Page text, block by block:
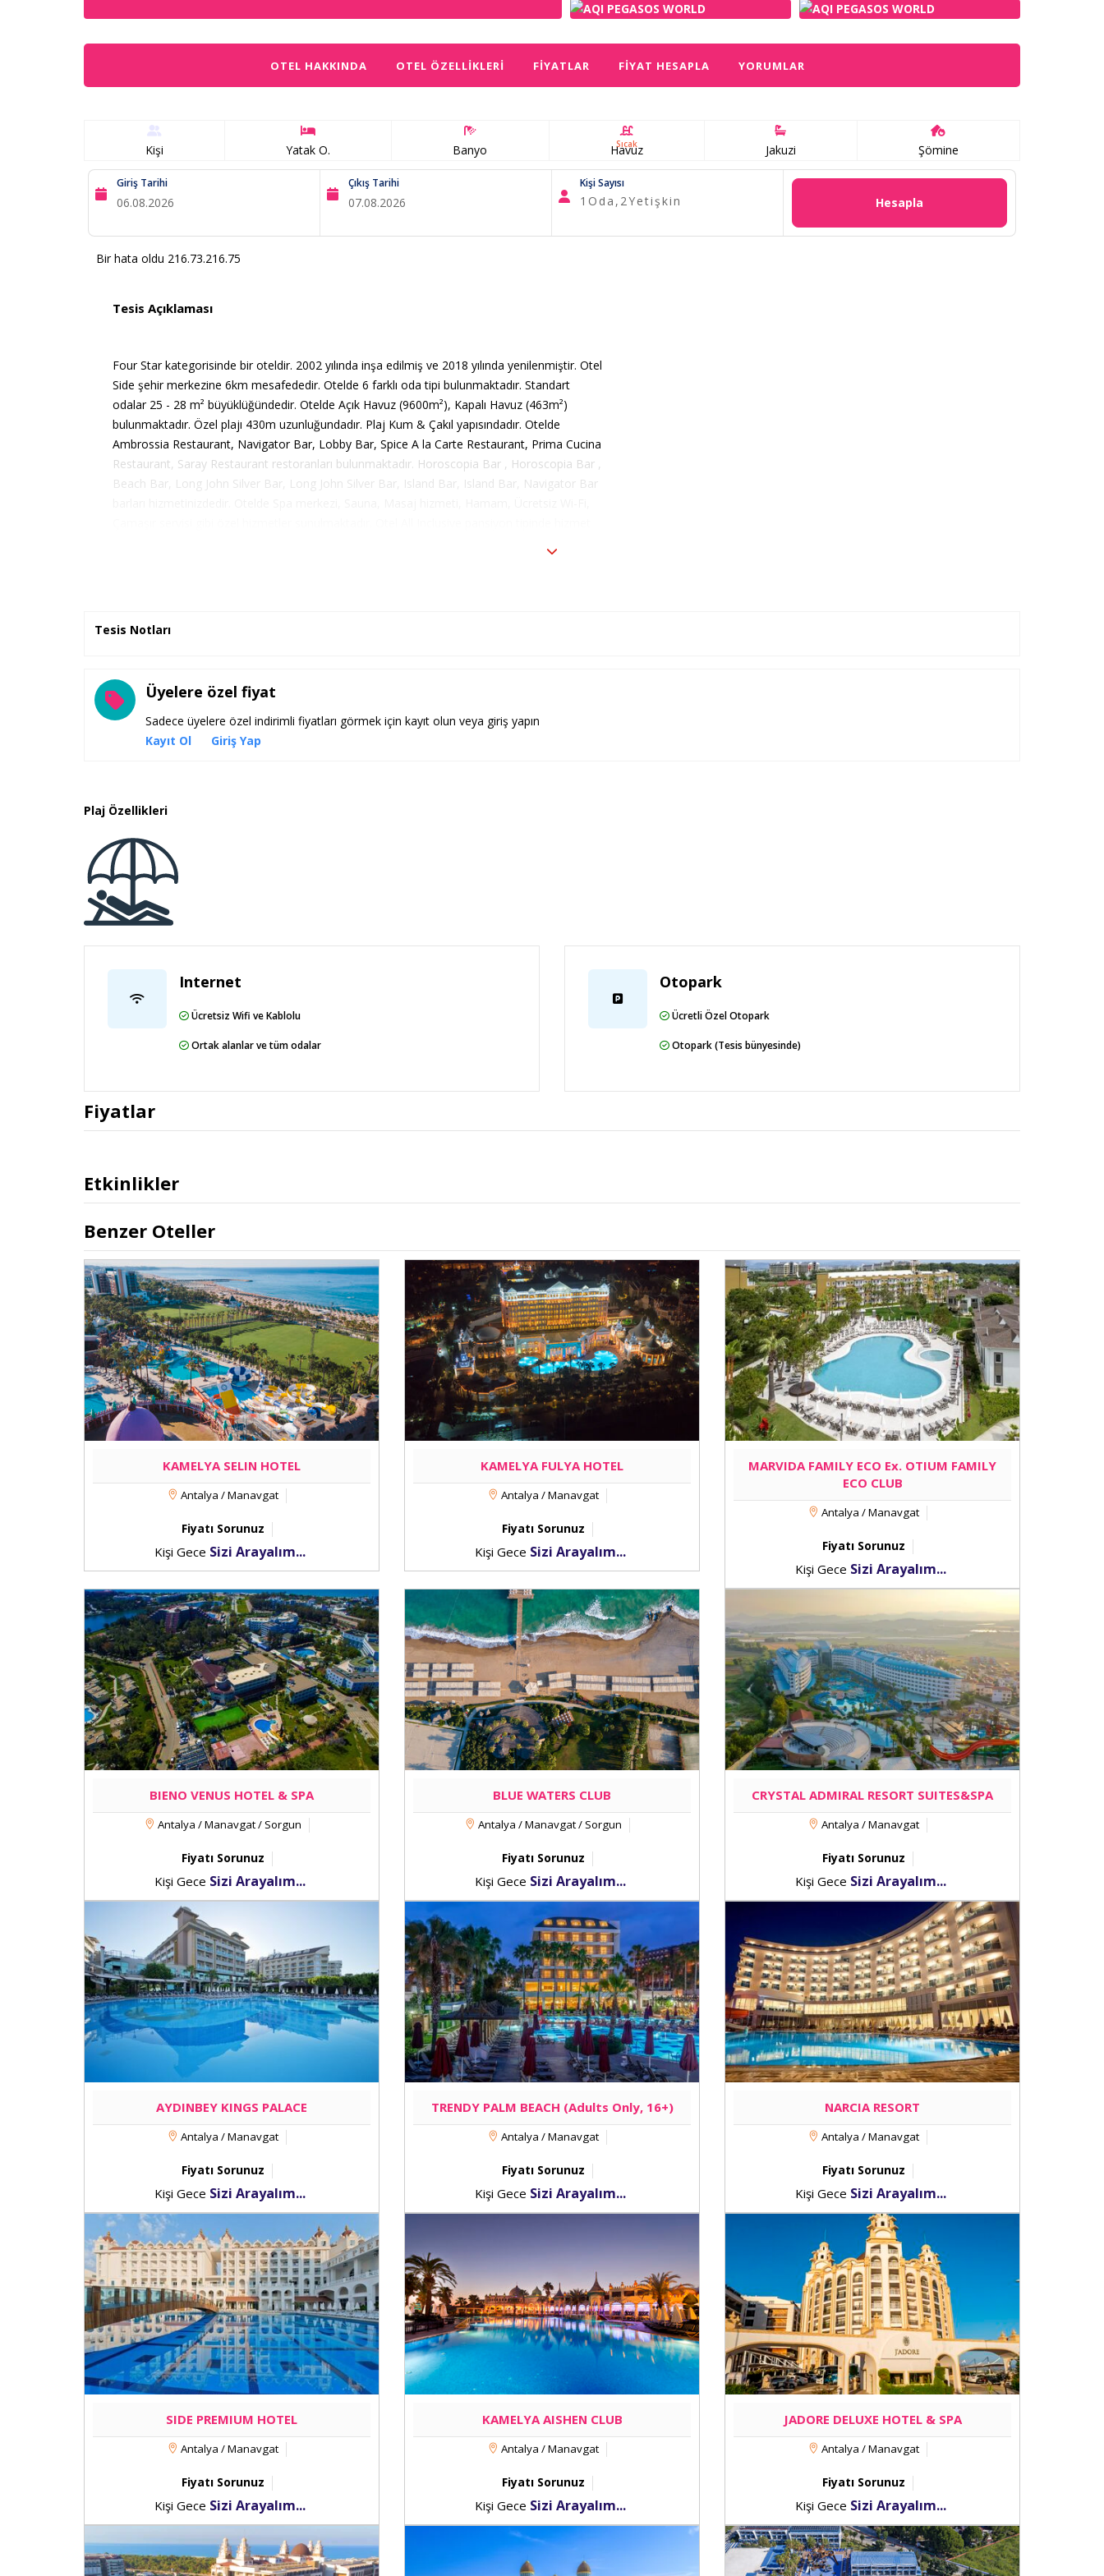
OTEL HAKKINDA OTEL ÖZELLIKLERI FIYATLAR FIYAT HESAPLA YORUMLAR
Kişi Yatak O. Banyo Sıcak
Havuz Jakuzi Şömine
Giriş Tarihi Çıkış Tarihi Kişi Sayısı
1 Oda, 2Yetişkin Hesapla
Bir hata oldu 216.73.216.75
Tesis Açıklaması
Four Star kategorisinde bir oteldir. 2002 yılında inşa edilmiş ve 2018 yılında yenilenmiştir. Otel
Side şehir merkezine 6km mesafededir. Otelde 6 farklı oda tipi bulunmaktadır. Standart
odalar 25 - 28 m² büyüklüğündedir. Otelde Açık Havuz (9600m²), Kapalı Havuz (463m²)
bulunmaktadır. Özel plajı 430m uzunluğundadır. Plaj Kum & Çakıl yapısındadır. Otelde
Ambrossia Restaurant, Navigator Bar, Lobby Bar, Spice A la Carte Restaurant, Prima Cucina
Restaurant, Saray Restaurant restoranları bulunmaktadır. Horoscopia Bar , Horoscopia Bar ,
Beach Bar, Long John Silver Bar, Long John Silver Bar, Island Bar, Island Bar, Navigator Bar
Tesis Notları
Üyelere özel fiyat
Sadece üyelere özel indirimli fiyatları görmek için kayıt olun veya giriş yapın
Kayıt Ol
Giriş Yap
Plaj Özellikleri
Internet
Ücretsiz Wifi ve Kablolu
Ortak alanlar ve tüm odalar
Otopark
Ücretli Özel Otopark
Otopark (Tesis bünyesinde)
Fiyatlar
Etkinlikler
Benzer Oteller
KAMELYA SELIN HOTEL
Antalya / Manavgat
Fiyatı Sorunuz
Kişi Gece Sizi Arayalım...
KAMELYA FULYA HOTEL
Antalya / Manavgat
Fiyatı Sorunuz
Kişi Gece Sizi Arayalım...
MARVIDA FAMILY ECO Ex. OTIUM FAMILY
ECO CLUB
Antalya / Manavgat
Fiyatı Sorunuz
Kişi Gece Sizi Arayalım...
BIENO VENUS HOTEL & SPA
Antalya / Manavgat / Sorgun
Fiyatı Sorunuz
Kişi Gece Sizi Arayalım...
BLUE WATERS CLUB
Antalya / Manavgat / Sorgun
Fiyatı Sorunuz
Kişi Gece Sizi Arayalım...
CRYSTAL ADMIRAL RESORT SUITES&SPA
Antalya / Manavgat
Fiyatı Sorunuz
Kişi Gece Sizi Arayalım...
AYDINBEY KINGS PALACE
Antalya / Manavgat
Fiyatı Sorunuz
Kişi Gece Sizi Arayalım...
TRENDY PALM BEACH (Adults Only, 16+)
Antalya / Manavgat
Fiyatı Sorunuz
Kişi Gece Sizi Arayalım...
NARCIA RESORT
Antalya / Manavgat
Fiyatı Sorunuz
Kişi Gece Sizi Arayalım...
SIDE PREMIUM HOTEL
Antalya / Manavgat
Fiyatı Sorunuz
Kişi Gece Sizi Arayalım...
KAMELYA AISHEN CLUB
Antalya / Manavgat
Fiyatı Sorunuz
Kişi Gece Sizi Arayalım...
JADORE DELUXE HOTEL & SPA
Antalya / Manavgat
Fiyatı Sorunuz
Kişi Gece Sizi Arayalım...